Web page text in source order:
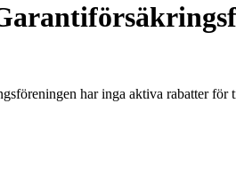
har inga aktiva rabatter för